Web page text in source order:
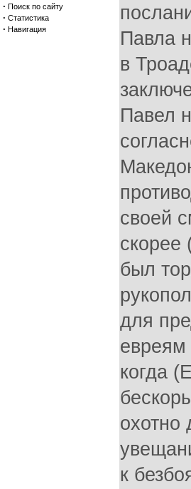
· Поиск по сайту
· Статистика
· Навигация
Павла
в
Павел
своей
был
для
евреям
когда
охотно
к